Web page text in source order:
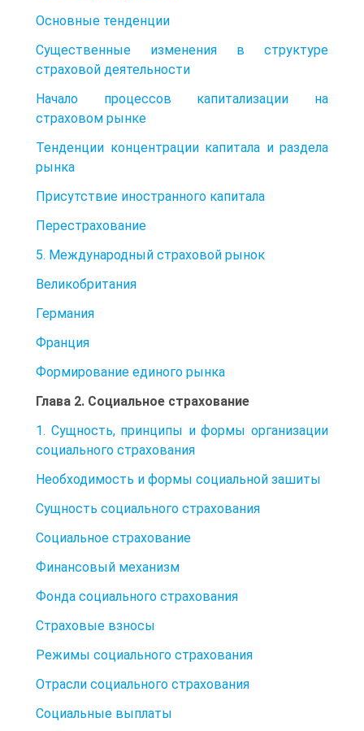
Основные тенденции
Существенные изменения в структуре
страховой деятельности
Начало процессов капитализации на
страховом рынке
Тенденции концентрации капитала и раздела
рынка
Присутствие иностранного капитала
Перестрахование
5. Международный страховой рынок
Великобритания
Германия
Франция
Формирование единого рынка
Глава 2. Социальное страхование
1. Сущность, принципы и формы организации
социального страхования
Необходимость и формы социальной зашиты
Сущность социального страхования
Социальное страхование
Финансовый механизм
Фонда социального страхования
Страховые взносы
Режимы социального страхования
Отрасли социального страхования
Социальные выплаты